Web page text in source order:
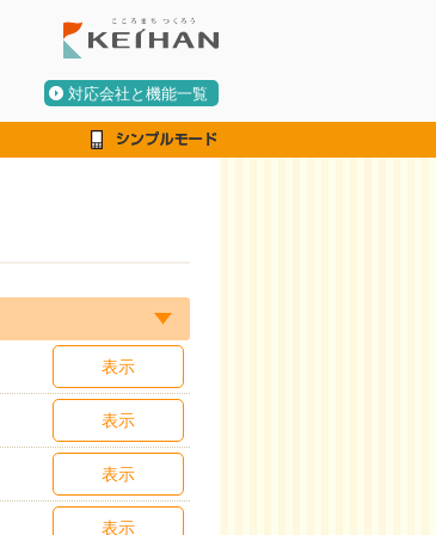
対応会社と機能一覧
表示
表示
表示
表示